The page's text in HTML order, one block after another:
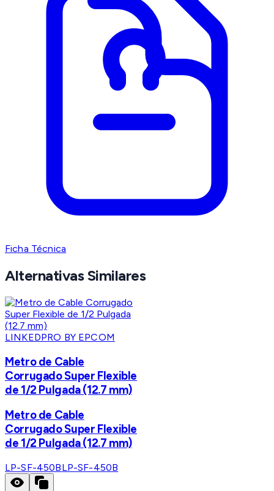
Ficha Técnica
Alternativas Similares
LINKEDPRO BY EPCOM
Metro de Cable
Corrugado Super Flexible
de 1/2 Pulgada (12.7 mm)
Metro de Cable
Corrugado Super Flexible
de 1/2 Pulgada (12.7 mm)
LP-SF-450BLP-SF-450B